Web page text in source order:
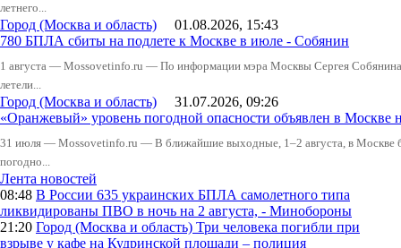
летнего...
Город (Москва и область) 01.08.2026, 15:43
780 БПЛА сбиты на подлете к Москве в июле - Собянин
1 августа — Mossovetinfo.ru — По информации мэра Москвы Сергея
летели...
Город (Москва и область) 31.07.2026, 09:26
«Оранжевый» уровень погодной опасности объявлен в Москве
31 июля — Mossovetinfo.ru — В ближайшие выходные, 1–2 августа, в Москве
погодно...
Лента новостей
08:48 В России 635 украинских БПЛА самолетного типа
ликвидированы ПВО в ночь на 2 августа, - Минобороны
21:20 Город (Москва и область) Три человека погибли при
взрыве у кафе на Кудринской площади – полиция